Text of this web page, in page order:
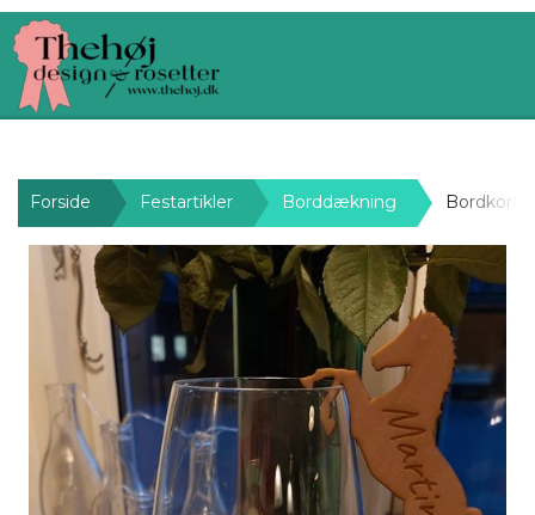
Forside Festartikler Borddækning Bordkort